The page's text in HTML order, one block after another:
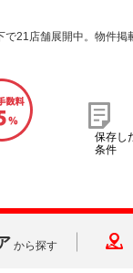
21店舗展開中。物件掲
保存し
条件
から探す